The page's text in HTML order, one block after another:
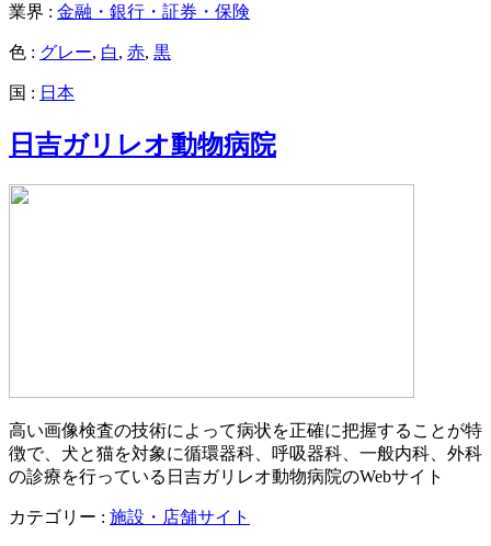
業界 : 金融・銀行・証券・保険
色 : グレー, 白, 赤, 黒
国 : 日本
日吉ガリレオ動物病院
高い画像検査の技術によって病状を正確に把握することが特
徴で、犬と猫を対象に循環器科、呼吸器科、一般内科、外科
の診療を行っている日吉ガリレオ動物病院のWebサイト
カテゴリー : 施設・店舗サイト